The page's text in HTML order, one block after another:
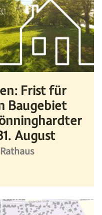
Frist für
Baugebiet
August